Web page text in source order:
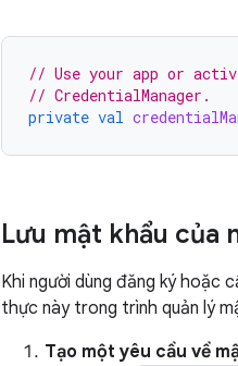
// Use your app or
// CredentialManager.
private val
Lưu mật khẩu của
Khi người dùng đăng ký hoặc
thực này trong trình quản lý
Tạo một yêu cầu về